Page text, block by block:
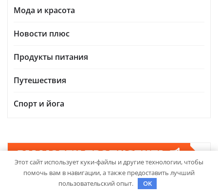
Мода и красота
Новости плюс
Продукты питания
Путешествия
Спорт и йога
ВЫ МОГЛИ ПРОПУСТИТЬ
Этот сайт использует куки-файлы и другие технологии, чтобы
помочь вам в навигации, а также предоставить лучший
пользовательский опыт.
OK